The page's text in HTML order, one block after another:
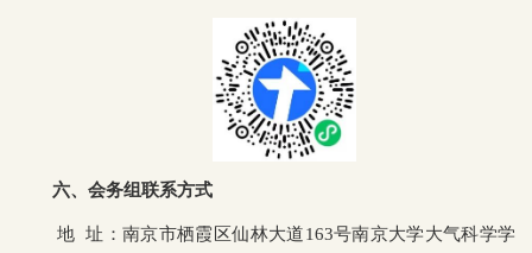
六、会务组联系方式
地 址：南京市栖霞区仙林大道163号南京大学大气科学学